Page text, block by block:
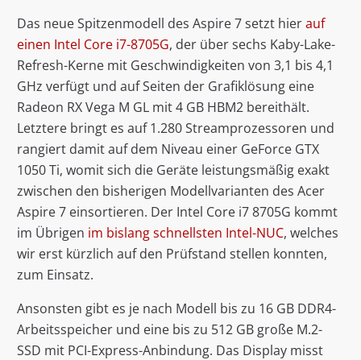
Das neue Spitzenmodell des Aspire 7 setzt hierauf
einen Intel Core i7-8705G, der über sechs Kaby-Lake-
Refresh-Kerne mit Geschwindigkeiten von 3,1 bis 4,1
GHz verfügt und auf Seiten der Grafiklösung eine
Radeon RX Vega M GL mit 4 GB HBM2 bereithält.
Letztere bringt es auf 1.280 Streamprozessoren und
rangiert damit auf dem Niveau einer GeForce GTX
1050 Ti, womit sich die Geräte leistungsmäßig exakt
zwischen den bisherigen Modellvarianten des Acer
Aspire 7 einsortieren. Der Intel Core i7 8705G kommt
im Übrigen im bislang schnellsten Intel-NUC, welches
wir erst kürzlich auf den Prüfstand stellen konnten,
zum Einsatz.
Ansonsten gibt es je nach Modell bis zu 16 GB DDR4-
Arbeitsspeicher und eine bis zu 512 GB große M.2-
SSD mit PCI-Express-Anbindung. Das Display misst